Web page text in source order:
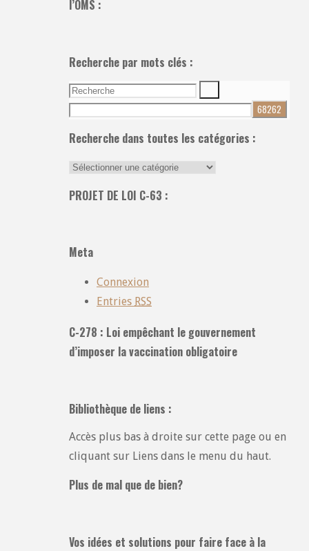
l’OMS :
Recherche par mots clés :
Recherche
pour:
Recherche dans toutes les catégories :
Recherche
toutes
PROJET DE LOI C-63 :
Meta
Connexion
Entries RSS
C-278 : Loi empêchant le gouvernement
d’imposer la vaccination obligatoire
Bibliothèque de liens :
Accès plus bas à droite sur cette page ou en
cliquant sur Liens dans le menu du haut.
Plus de mal que de bien?
Vos idées et solutions pour faire face à la